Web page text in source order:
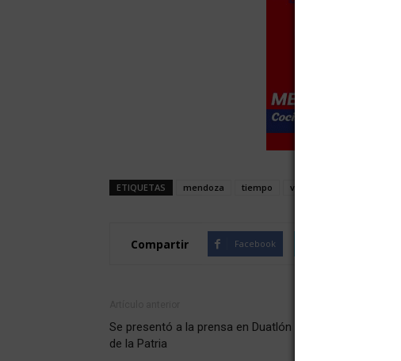
ETIQUETAS mendoza tiempo viento
Compartir Facebook
Se presentó a la prensa en Duatlón Sprint Paseo
de la Patria